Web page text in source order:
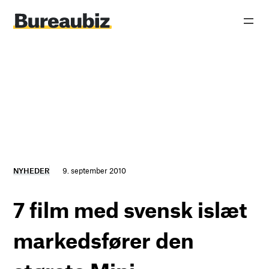
indhold
NYHEDER 9. september 2010
7 film med svensk islæt
markedsfører den